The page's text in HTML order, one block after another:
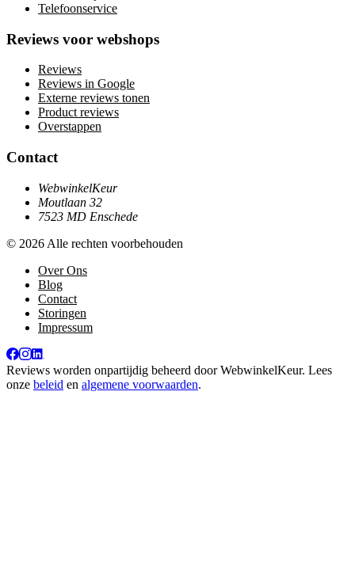
Telefoonservice
Reviews voor webshops
Reviews
Reviews in Google
Externe reviews tonen
Product reviews
Overstappen
Contact
WebwinkelKeur
Moutlaan 32
7523 MD Enschede
© 2026 Alle rechten voorbehouden
Over Ons
Blog
Contact
Storingen
Impressum
Reviews worden onpartijdig beheerd doorWebwinkelKeur. Lees
onze beleid en algemene voorwaarden.